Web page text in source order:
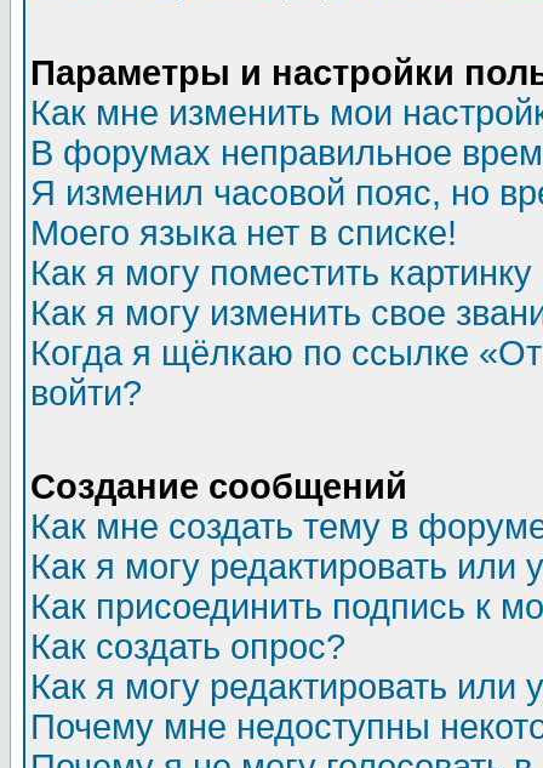
Параметры и настройки
Как мне изменить мои
В форумах неправильное
Я изменил часовой пояс, но
Моего языка нет в списке!
Как я могу поместить
Как я могу изменить свое
Когда я щёлкаю по ссылке
войти?
Создание сообщений
Как мне создать тему в
Как я могу редактировать или
Как присоединить подпись к
Как создать опрос?
Как я могу редактировать или
Почему мне недоступны